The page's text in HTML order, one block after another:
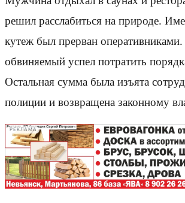
решил расслабиться на природе.
кутеж был прерван оперативниками.
обвиняемый успел потратить
Остальная сумма была изъята
полиции и возвращена законному
РЕКЛАМА